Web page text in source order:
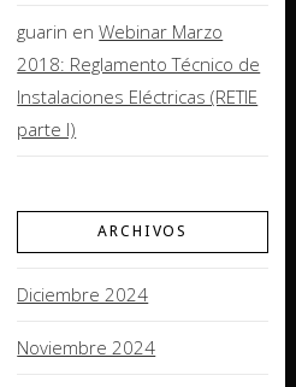
guarin enWebinar Marzo
2018: Reglamento Técnico de
Instalaciones Eléctricas (RETIE
parte I)
ARCHIVOS
Diciembre 2024
Noviembre 2024